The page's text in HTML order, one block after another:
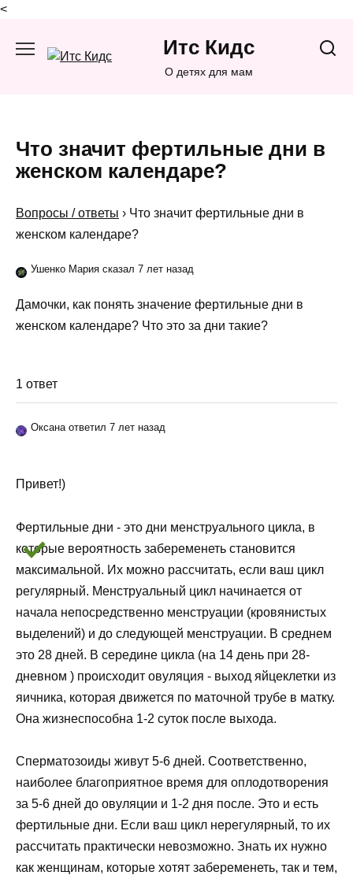
<
содержанию
Итс Кидс
О детях для мам
Что значит фертильные дни в
женском календаре?
Вопросы / ответы › Что значит фертильные дни в
женском календаре?
Ушенко Мария сказал 7 лет назад
Дамочки, как понять значение фертильные дни в
женском календаре? Что это за дни такие?
1 ответ
Оксана ответил 7 лет назад
Привет!)
Фертильные дни - это дни менструального цикла, в
которые вероятность забеременеть становится
максимальной. Их можно рассчитать, если ваш цикл
регулярный. Менструальный цикл начинается от
начала непосредственно менструации (кровянистых
выделений) и до следующей менструации. В среднем
это 28 дней. В середине цикла (на 14 день при 28-
дневном ) происходит овуляция - выход яйцеклетки из
яичника, которая движется по маточной трубе в матку.
Она жизнеспособна 1-2 суток после выхода.
Сперматозоиды живут 5-6 дней. Соответственно,
наиболее благоприятное время для оплодотворения
за 5-6 дней до овуляции и 1-2 дня после. Это и есть
фертильные дни. Если ваш цикл нерегулярный, то их
рассчитать практически невозможно. Знать их нужно
как женщинам, которые хотят забеременеть, так и тем,